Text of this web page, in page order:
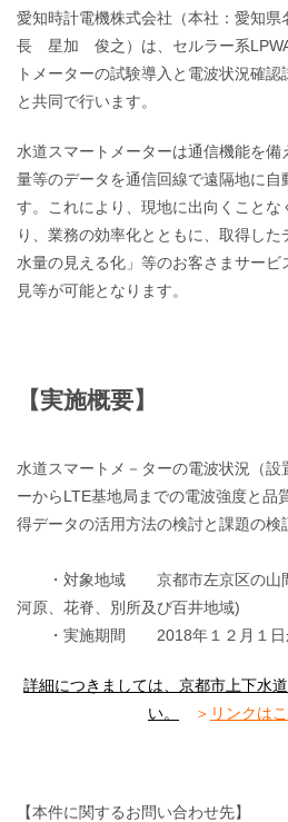
愛知時計電機株式会社（本社：愛知
長 星加 俊之）は、セルラー系
トメーターの試験導入と電波状況確
と共同で行います。
水道スマートメーターは通信機能を
量等のデータを通信回線で遠隔地に自
す。これにより、現地に出向くことな
り、業務の効率化とともに、取得し
水量の見える化」等のお客さまサー
見等が可能となります。
【実施概要】
水道スマートメ－ターの電波状況（設
ーからLTE基地局までの電波強度と品
得データの活用方法の検討と課題の検
・対象地域 京都市左京区の山
河原、花脊、別所及び百井地域)
・実施期間 2018年１２月１日
詳細につきましては、京都市上下水
い。
＞ リンクは
【本件に関するお問い合わせ先】